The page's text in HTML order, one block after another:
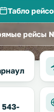
Табло
рейсы
543-